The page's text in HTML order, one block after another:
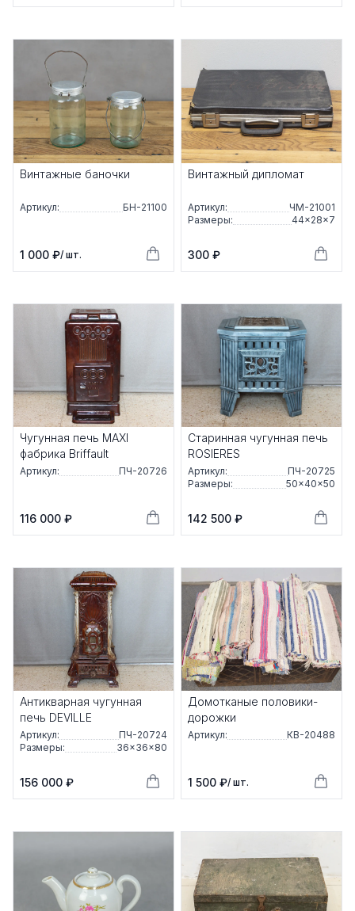
Винтажные баночки
Артикул: БН-21100
1 000 ₽/ шт.
Винтажный дипломат
Артикул:
ЧМ-21001
Размеры:
44×28×7
300 ₽
Чугунная печь МAXI
фабрика Briffault
Артикул: ПЧ-20726
116 000 ₽
Старинная чугунная печь
ROSIERES
Артикул:
ПЧ-20725
Размеры:
50×40×50
142 500 ₽
Антикварная чугунная
печь DEVILLE
Артикул:
ПЧ-20724
Размеры:
36×36×80
156 000 ₽
Домотканые половики-
дорожки
Артикул: КВ-20488
1 500 ₽/ шт.